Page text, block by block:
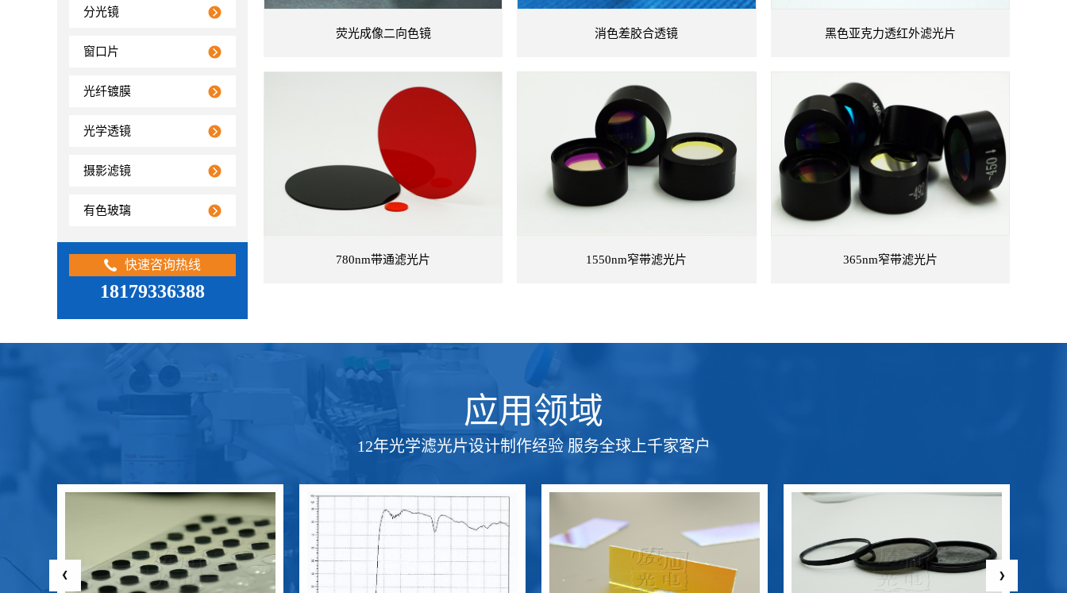
分光镜
窗口片
光纤镀膜
光学透镜
摄影滤镜
有色玻璃
快速咨询热线
18179336388
荧光成像二向色镜 消色差胶合透镜 黑色亚克力透红外滤光片
780nm带通滤光片
查看详情
1550nm窄带滤光片
查看详情
365nm窄带滤光片
应用领域
12年光学滤光片设计制作经验 服务全球上千家客户